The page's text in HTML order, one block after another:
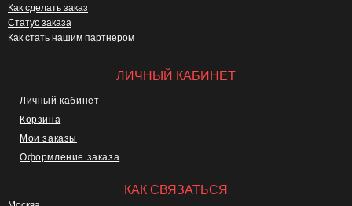
Как сделать заказ
Статус заказа
Как стать нашим партнером
ЛИЧНЫЙ КАБИНЕТ
Личный кабинет
Корзина
Мои заказы
Оформление заказа
КАК СВЯЗАТЬСЯ